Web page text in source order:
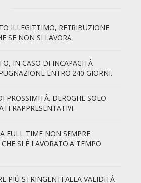
ILLEGITTIMO, RETRIBUZIONE
SE NON SI LAVORA.
IN CASO DI INCAPACITÀ
ENTRO 240 GIORNI.
PROSSIMITÀ. DEROGHE SOLO
RAPPRESENTATIVI.
FULL TIME NON SEMPRE
SI È LAVORATO A TEMPO
PIÙ STRINGENTI ALLA VALIDITÀ